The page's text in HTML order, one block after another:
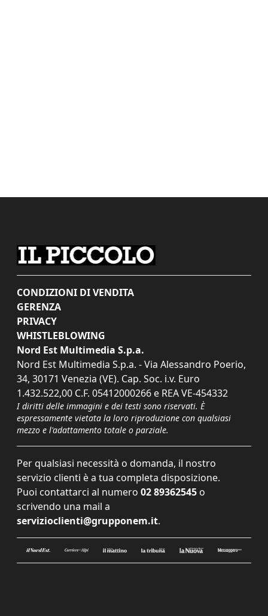
CONDIZIONI DI VENDITA
GERENZA
PRIVACY
WHISTLEBLOWING
Nord Est Multimedia S.p.a.
Nord Est Multimedia S.p.a. - Via Alessandro Poerio,
34, 30171 Venezia (VE). Cap. Soc. i.v. Euro
1.432.522,00 C.F. 05412000266 e REA VE-454332
I diritti delle immagini e dei testi sono riservati. È
espressamente vietata la loro riproduzione con qualsiasi
mezzo e l'adattamento totale o parziale.
Per qualsiasi necessità o domanda, il nostro
servizio clienti è a tua completa disposizione.
Puoi contattarci al numero 02 89362545 o
scrivendo una mail a
servizioclienti@grupponem.it.